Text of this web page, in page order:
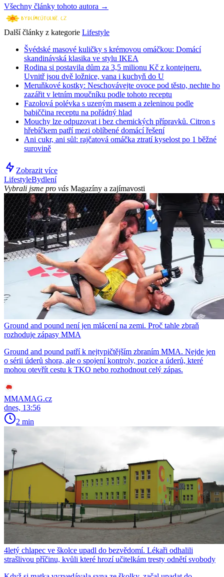
Všechny články tohoto autora →
Další články z kategorie Lifestyle
Švédské masové kuličky s krémovou omáčkou: Domácí
skandinávská klasika ve stylu IKEA
Rodina si postavila dům za 3,5 milionu Kč z kontejneru.
Uvnitř jsou dvě ložnice, vana i kuchyň do U
Meruňkové kostky: Neschovávejte ovoce pod těsto, nechte ho
zazářit v letním moučníku podle tohoto receptu
Fazolová polévka s uzeným masem a zeleninou podle
babiččina receptu na pořádný hlad
Mouchy lze odpuzovat i bez chemických přípravků. Citron s
hřebíčkem patří mezi oblíbené domácí řešení
Ani cukr, ani sůl: rajčatová omáčka ztratí kyselost po 1 běžné
surovině
Zobrazit více
LifestyleBydlení
Vybrali jsme pro vás Magazíny a zajímavosti
Ground and pound není jen mlácení na zemi. Proč tahle zbraň
rozhoduje zápasy MMA
Ground and pound patří k nejtypičtějším zbraním MMA. Nejde jen
o sérii úderů shora, ale o spojení kontroly, pozice a úderů, které
mohou otevřít cestu k TKO nebo rozhodnout celý zápas.
MMAMAG.cz
dnes, 13:56
2 min
4letý chlapec ve školce upadl do bezvědomí. Lékaři odhalili
strašlivou příčinu, kvůli které hrozí učitelkám tresty odnětí svobody